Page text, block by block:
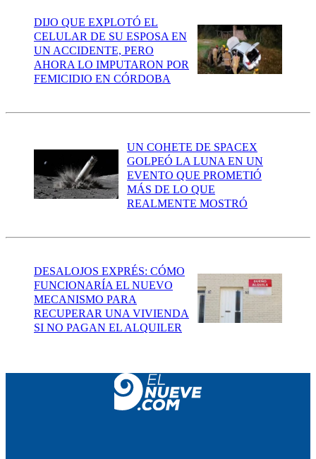
DIJO QUE EXPLOTÓ EL
CELULAR DE SU ESPOSA EN
UN ACCIDENTE, PERO
AHORA LO IMPUTARON POR
FEMICIDIO EN CÓRDOBA
UN COHETE DE SPACEX
GOLPEÓ LA LUNA EN UN
EVENTO QUE PROMETIÓ
MÁS DE LO QUE
REALMENTE MOSTRÓ
DESALOJOS EXPRÉS: CÓMO
FUNCIONARÍA EL NUEVO
MECANISMO PARA
RECUPERAR UNA VIVIENDA
SI NO PAGAN EL ALQUILER